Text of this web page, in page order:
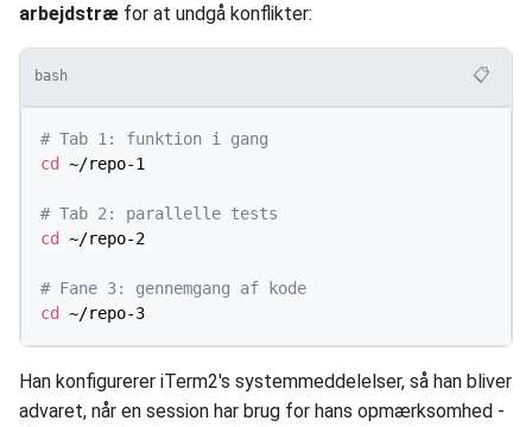
arbejdstræ for at undgå konflikter:
bash 📋
# Tab 1: funktion i gang
cd
~/repo-1
# Tab 2: parallelle tests
cd
~/repo-2
# Fane 3: gennemgang af kode
cd
Han konfigurerer iTerm2's systemmeddelelser, så han bliver
advaret, når en session har brug for hans opmærksomhed -